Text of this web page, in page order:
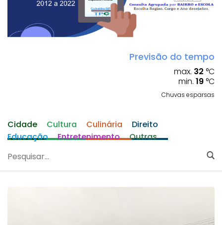
Previsão do tempo
max. 32 °C
min. 19 °C
Chuvas esparsas
Cidade Cultura Culinária
Direito
Educação
Entretenimento Outras